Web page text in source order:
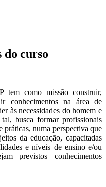
do curso
tem como missão construir,
conhecimentos na área de
às necessidades do homem e
busca formar profissionais
práticas, numa perspectiva que
da educação, capacitadas
e níveis de ensino e/ou
previstos conhecimentos